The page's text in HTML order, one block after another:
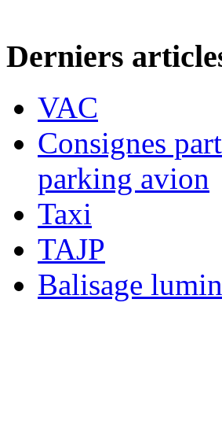
Derniers
VAC
Consignes
parking avion
Taxi
TAJP
Balisage